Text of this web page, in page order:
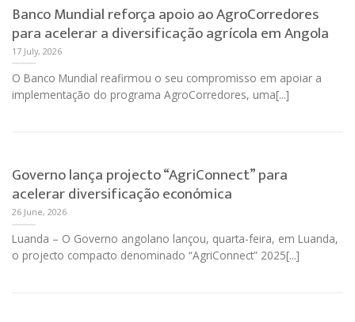
Banco Mundial reforça apoio ao AgroCorredores
para acelerar a diversificação agrícola em Angola
17 July, 2026
O Banco Mundial reafirmou o seu compromisso em apoiar a
implementação do programa AgroCorredores, uma[...]
Governo lança projecto “AgriConnect” para
acelerar diversificação económica
26 June, 2026
Luanda – O Governo angolano lançou, quarta-feira, em Luanda,
o projecto compacto denominado “AgriConnect” 2025[...]